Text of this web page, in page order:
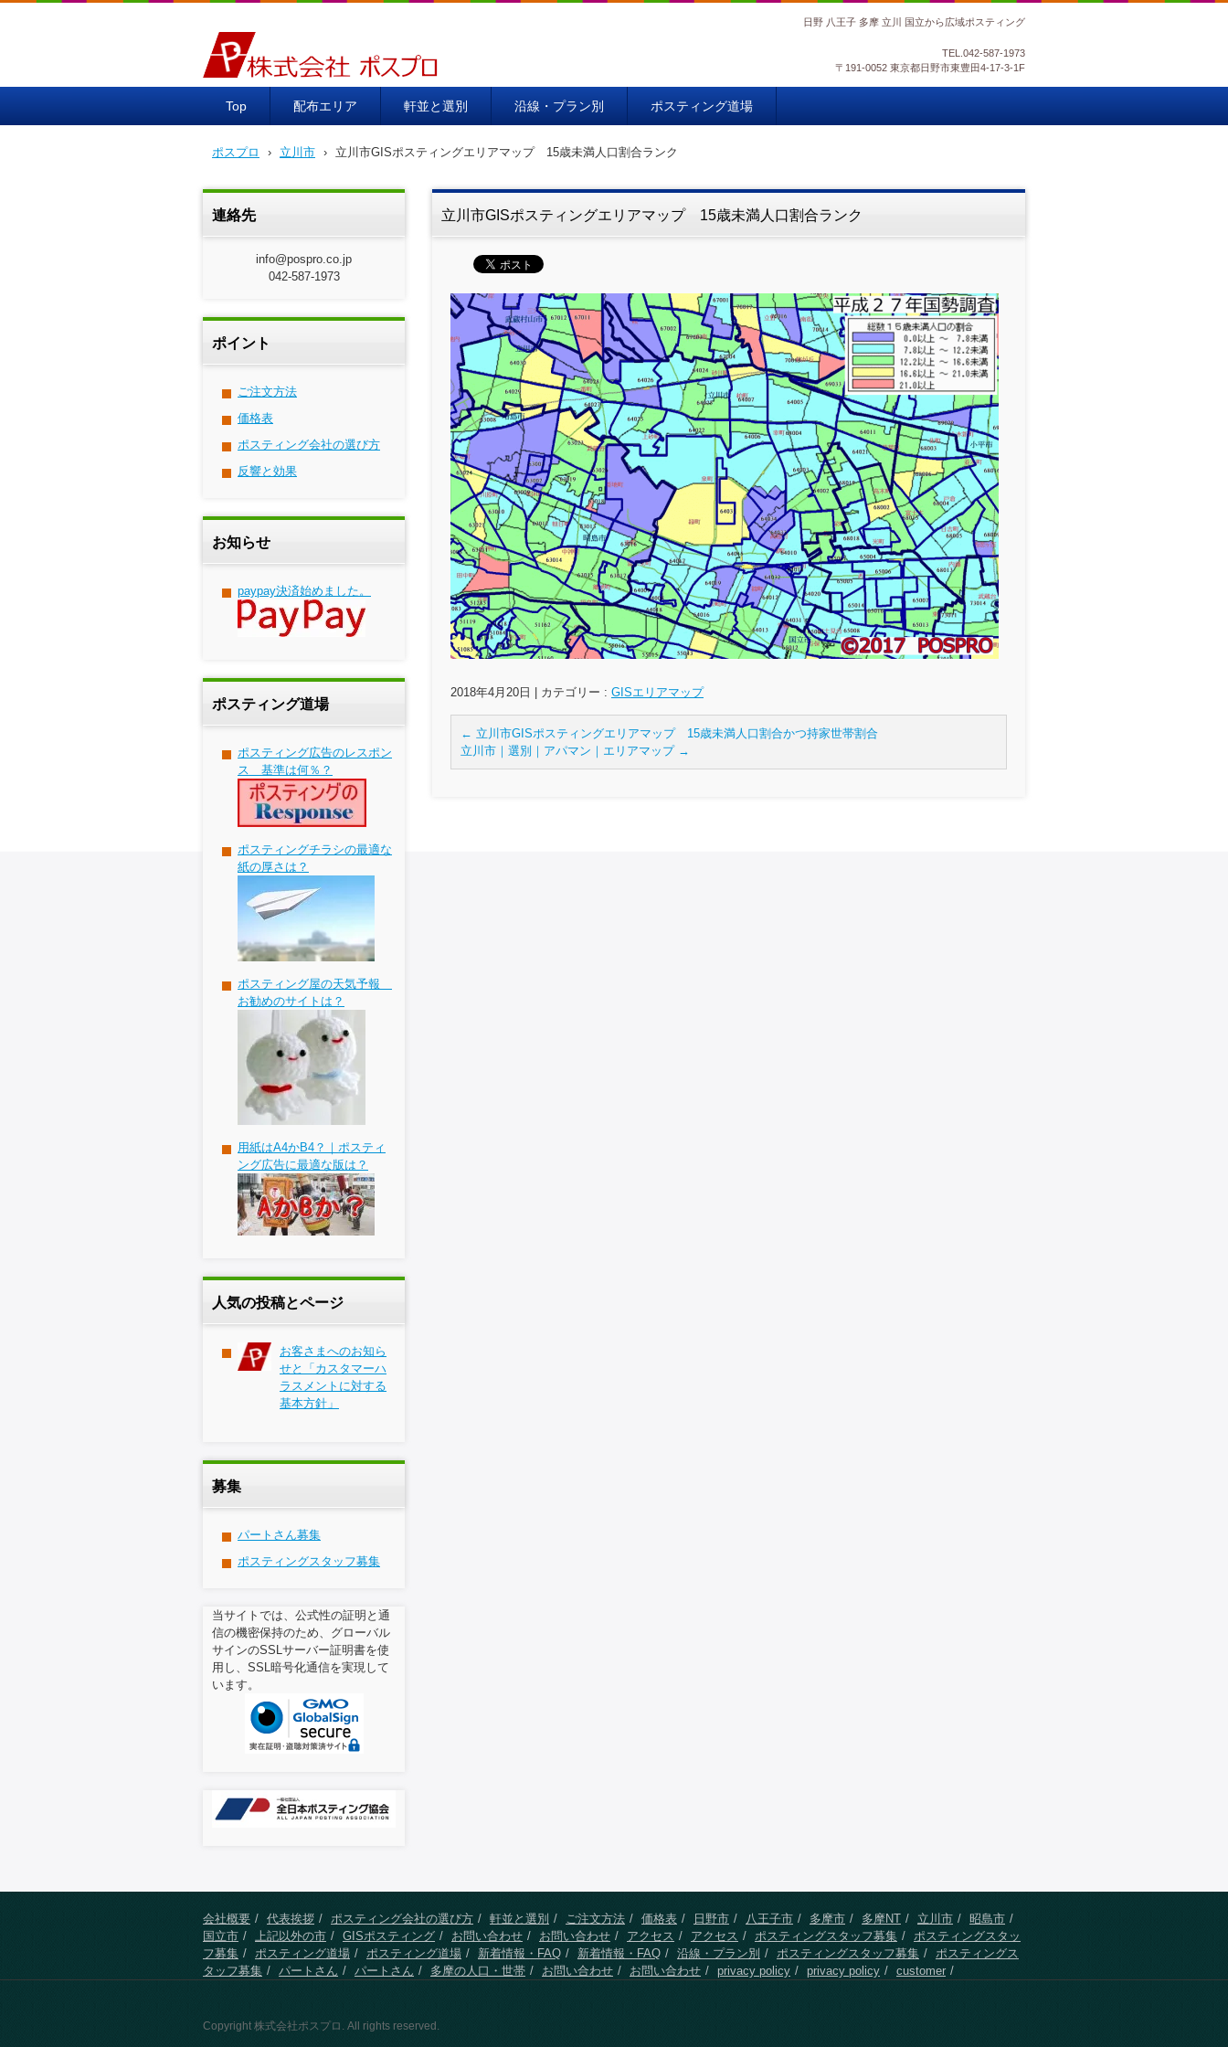
ポスプロ|GPSポスティング100％
日野 八王子 多摩 立川 国立から広域ポスティング
TEL. 042-587-1973
〒191-0052 東京都日野市東豊田4-17-3-1F
Top 配布エリア 軒並と選別 沿線・プラン別 ポスティング道場
ポスプロ › 立川市 › 立川市GISポスティングエリアマップ 15歳未満人口割合ランク
立川市GISポスティングエリアマップ 15歳未満人口割合ランク
2018年4月20日 カテゴリー : GISエリアマップ
← 立川市GISポスティングエリアマップ 15歳未満人口割合かつ持家世帯割合
立川市｜選別｜アパマン｜エリアマップ →
連絡先
info@pospro.co.jp
042-587-1973
ポイント
ご注文方法
価格表
ポスティング会社の選び方
反響と効果
お知らせ
paypay決済始めました。
ポスティング道場
ポスティング広告のレスポン
ス 基準は何％？
ポスティングチラシの最適な
紙の厚さは？
ポスティング屋の天気予報
お勧めのサイトは？
用紙はA4かB4？｜ポスティ
ング広告に最適な版は？
人気の投稿とページ
お客さまへのお知ら
せと「カスタマーハ
ラスメントに対する
基本方針」
募集
パートさん募集
ポスティングスタッフ募集
当サイトでは、公式性の証明と通
信の機密保持のため、グローバル
サインのSSLサーバー証明書を使
用し、SSL暗号化通信を実現して
います。
会社概要 代表挨拶 ポスティング会社の選び方 軒並と選別 ご注文方法 価格表 日野市 八王子市 多摩市 多摩NT 立川市
昭島市
国立市
上記以外の市 GISポスティング お問い合わせ お問い合わせ アクセス アクセス ポスティングスタッフ募集
ポスティングスタッ
フ募集
ポスティング道場 ポスティング道場 新着情報・FAQ 新着情報・FAQ 沿線・プラン別 ポスティングスタッフ募集
ポスティングス
タッフ募集
パートさん パートさん 多摩の人口・世帯 お問い合わせ お問い合わせ privacy policy privacy policy customer
Copyright 株式会社ポスプロ. All rights reserved.